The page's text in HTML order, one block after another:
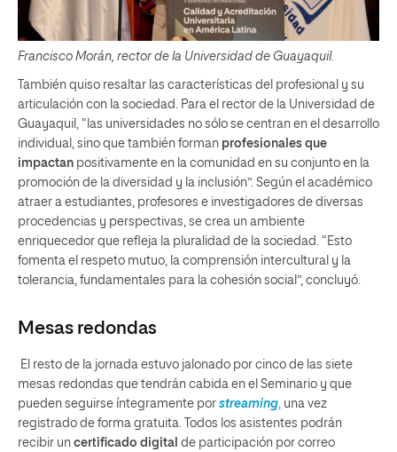
Francisco Morán, rector de la Universidad de Guayaquil.
También quiso resaltar las características del profesional y su
articulación con la sociedad. Para el rector de la Universidad de
Guayaquil, “las universidades no sólo se centran en el desarrollo
individual, sino que también forman profesionales que
impactan positivamente en la comunidad en su conjunto en la
promoción de la diversidad y la inclusión”. Según el académico
atraer a estudiantes, profesores e investigadores de diversas
procedencias y perspectivas, se crea un ambiente
enriquecedor que refleja la pluralidad de la sociedad. “Esto
fomenta el respeto mutuo, la comprensión intercultural y la
tolerancia, fundamentales para la cohesión social”, concluyó.
Mesasredondas
El resto de la jornada estuvo jalonado por cinco de las siete
mesas redondas que tendrán cabida en el Seminario y que
pueden seguirse íntegramente por streaming una vez
registrado de forma gratuita. Todos los asistentes podrán
recibir un certificado digital de participación por correo